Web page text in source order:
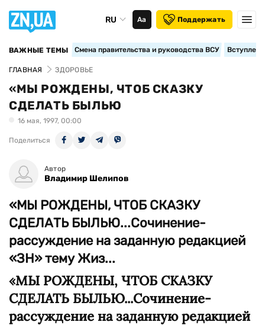
RU Аа Поддержать
ВАЖНЫЕ ТЕМЫ Смена правительства и руководства ВСУ
ГЛАВНАЯ ЗДОРОВЬЕ
«МЫ РОЖДЕНЫ, ЧТОБ СКАЗКУ
СДЕЛАТЬ БЫЛЬЮ
16 мая, 1997, 00:00
Поделиться
Автор
Владимир Шелипов
«МЫ РОЖДЕНЫ, ЧТОБ СКАЗКУ
СДЕЛАТЬ БЫЛЬЮ...Сочинение-
рассуждение на заданную редакцией
«ЗН» тему Жиз...
«МЫ РОЖДЕНЫ, ЧТОБ СКАЗКУ
СДЕЛАТЬ БЫЛЬЮ...Сочинение-
рассуждение на заданную редакцией